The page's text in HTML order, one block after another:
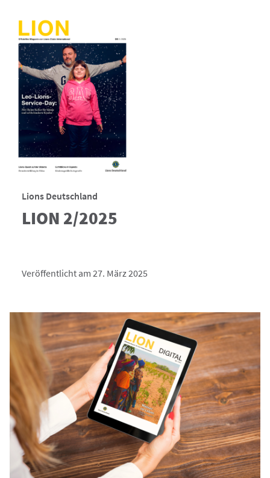
Lions Deutschland
LION 2/2025
Veröffentlicht am 27. März 2025